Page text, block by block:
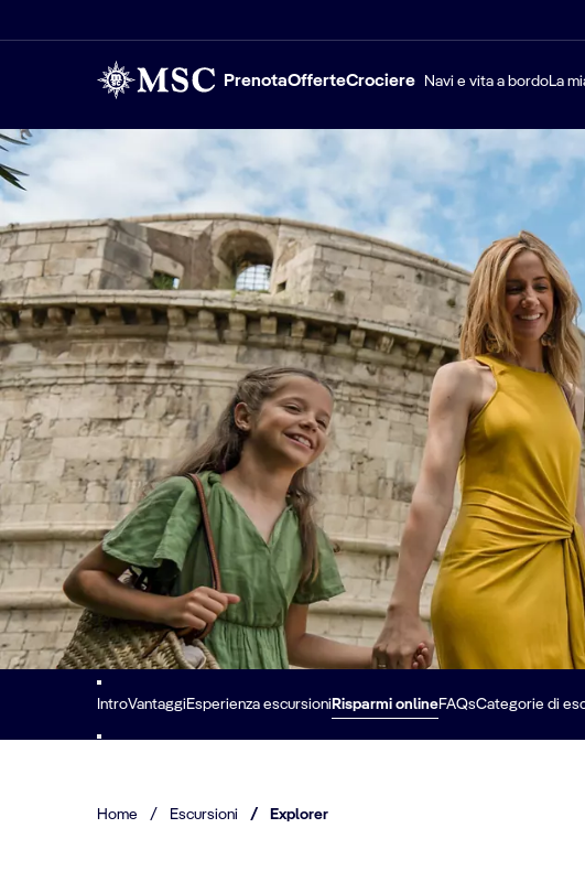
PrenotaOfferteCrociere Navi e vita a bordoLa
IntroVantaggiEsperienza escursioniRisparmi onlineFAQsCategorie di
Home / Escursioni / Explorer